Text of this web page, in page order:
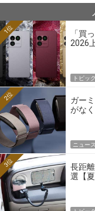
「買
2026
1位
トピッ
ガー
がな
2位
ニュース
長距
選【
3位